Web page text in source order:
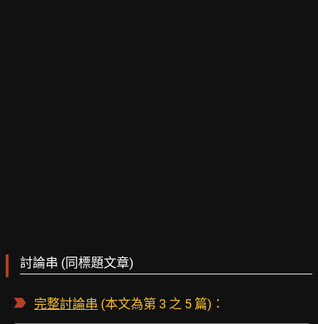
討論串 (同標題文章)
完整討論串 (本文為第 3 之 5 篇)：